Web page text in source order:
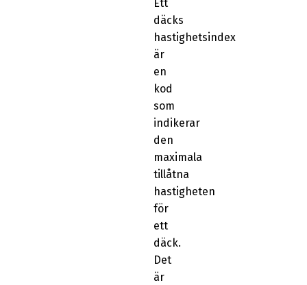
Ett
däcks
hastighetsindex
är
en
kod
som
indikerar
den
maximala
tillåtna
hastigheten
för
ett
däck.
Det
är